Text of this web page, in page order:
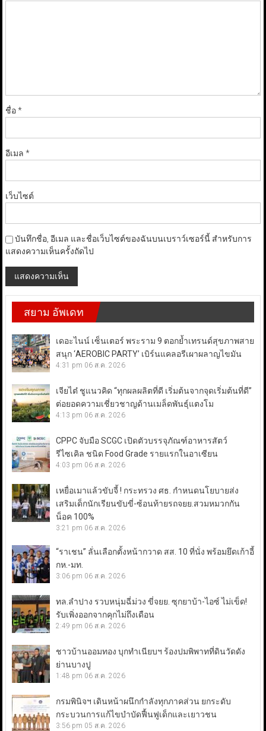
ชื่อ*
อีเมล *
เว็บไซต์
บันทึกชื่อ, อีเมล และชื่อเว็บไซต์ของฉันบนเบราว์เซอร์นี้ สำหรับการ
แสดงความเห็นครั้งถัดไป
สยาม อัพเดท
เดอะไนน์ เซ็นเตอร์ พระราม 9 ตอกย้ำเทรนด์สุขภาพสาย
สนุก ‘AEROBIC PARTY’ เบิร์นแคลอรีเผาผลาญไขมัน
4:31 pm 06 ส.ค. 2026
เจียไต๋ ชูแนวคิด “ทุกผลผลิตที่ดี เริ่มต้นจากจุดเริ่มต้นที่ดี”
ต่อยอดความเชี่ยวชาญด้านเมล็ดพันธุ์แตงโม
4:13 pm 06 ส.ค. 2026
CPPC จับมือ SCGC เปิดตัวบรรจุภัณฑ์อาหารสัตว์
รีไซเคิล ชนิด Food Grade รายแรกในอาเซียน
4:03 pm 06 ส.ค. 2026
เหยื่อเมาแล้วขับจี้ ! กระทรวง ศธ. กำหนดนโยบายส่ง
เสริมเด็กนักเรียนขับขี่-ซ้อนท้ายรถจยย.สวมหมวกกัน
น็อค 100%
3:21 pm 06 ส.ค. 2026
“ราเชน” ลั่นเลือกตั้งหน้ากวาด สส. 10 ที่นั่ง พร้อมยึดเก้าอี้
กห.-มท.
3:06 pm 06 ส.ค. 2026
ทล.ลำปาง รวบหนุ่มฉี่ม่วง ขี่จยย. ซุกยาบ้า-ไอซ์ ไม่เข็ด!
รับเพิ่งออกจากคุกไม่ถึงเดือน
2:49 pm 06 ส.ค. 2026
ชาวบ้านออมทอง บุกทำเนียบฯ ร้องปมพิพาทที่ดินวัดดัง
ย่านบางปู
1:48 pm 06 ส.ค. 2026
กรมพินิจฯ เดินหน้าผนึกกำลังทุกภาคส่วน ยกระดับ
กระบวนการแก้ไขบำบัดฟื้นฟูเด็กและเยาวชน
3:56 pm 05 ส.ค. 2026